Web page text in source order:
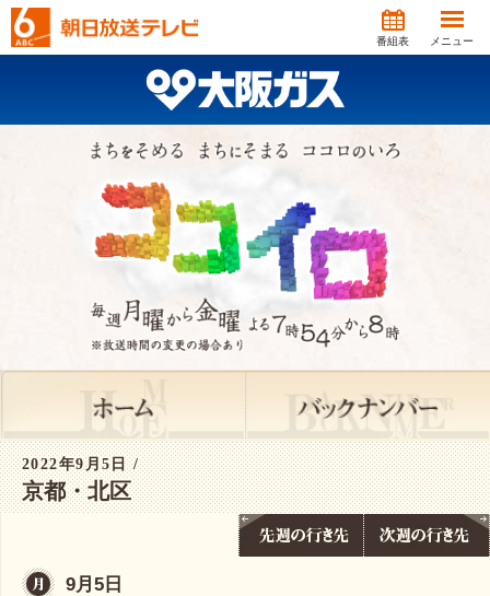
番組表 メニュー
2022年9月5日/
京都・北区
9月5日